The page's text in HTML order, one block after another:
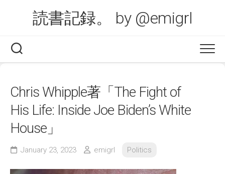
読書記録。 by @emigrl
Chris Whipple著「The Fight of
His Life: Inside Joe Biden’s White
House」
January 23, 2023 emigrl Politics